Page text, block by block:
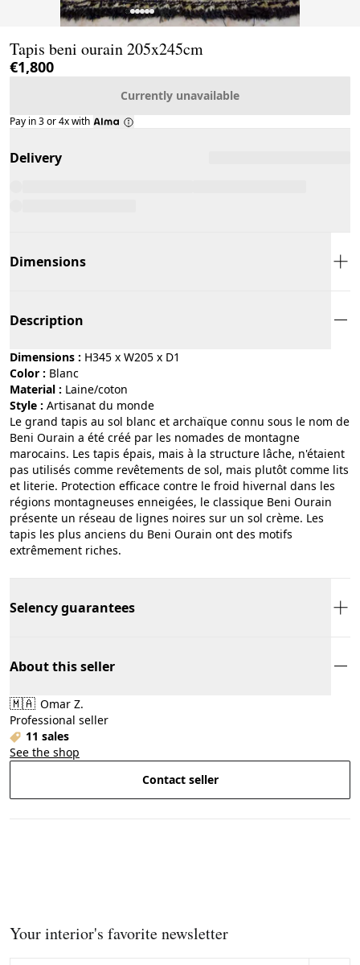
Tapis beni ourain 205x245cm
€1,800
Currently unavailable
Pay in 3 or 4x with
Delivery
Dimensions
Description
Dimensions : H345 x W205 x D1
Color :
blanc
Material :
laine/coton
Style :
artisanat du monde
Le grand tapis au sol blanc et archaïque connu sous le nom de
Beni Ourain a été créé par les nomades de montagne
marocains. Les tapis épais, mais à la structure lâche, n'étaient
pas utilisés comme revêtements de sol, mais plutôt comme lits
et literie. Protection efficace contre le froid hivernal dans les
régions montagneuses enneigées, le classique Beni Ourain
présente un réseau de lignes noires sur un sol crème. Les
tapis les plus anciens du Beni Ourain ont des motifs
extrêmement riches.
Selency guarantees
About this seller
🇲🇦 Omar Z.
Professional seller
11 sales
See the shop
Contact seller
Your interior's favorite newsletter